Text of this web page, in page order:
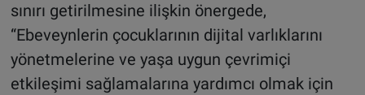
sınırı getirilmesine ilişkin önergede,
“Ebeveynlerin çocuklarının dijital varlıklarını
yönetmelerine ve yaşa uygun çevrimiçi
etkileşimi sağlamalarına yardımcı olmak için